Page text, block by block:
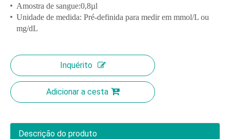
Amostra de sangue:0,8µl
Unidade de medida: Pré-definida para medir em mmol/L ou
mg/dL
Inquérito
Adicionar a cesta
Descrição do produto